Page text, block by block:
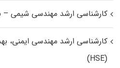
کارشناسی ارشد مهندسی شیمی –
کارشناسی ارشد مهندسی
(HSE)